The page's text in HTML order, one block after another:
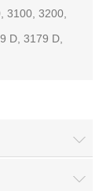
3100, 3200,
D, 3179 D,